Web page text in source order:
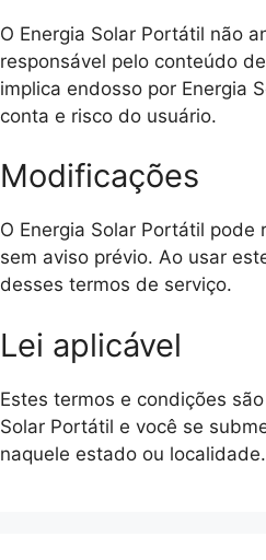
O Energia Solar Portátil não
responsável pelo conteúdo
implica endosso por Energia
conta e risco do usuário.
Modificações
O Energia Solar Portátil
sem aviso prévio. Ao usar
desses termos de serviço.
Lei aplicável
Estes termos e condições
Solar Portátil e você se
naquele estado ou localidade.